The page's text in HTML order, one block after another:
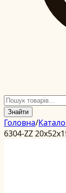
Знайти
Головна/
6304-ZZ